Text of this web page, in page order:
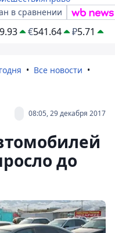
в сравнении
€541.64 ₽5.71
Все новости
08:05, 29 декабря 2017
до